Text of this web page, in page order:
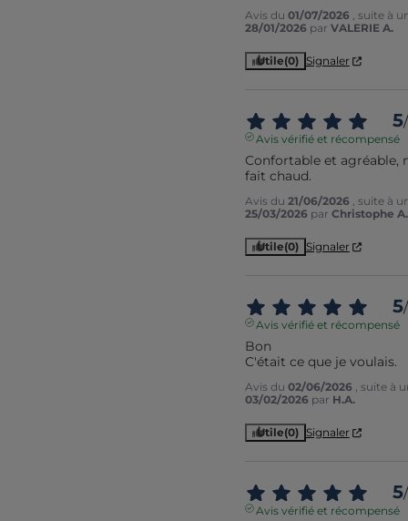
Avis du 01/07/2026 , suite à
28/01/2026 par VALERIE A.
Utile(0) Signaler
5/
Avis vérifié et récompensé
Confortable et agréable,
fait chaud.
Avis du 21/06/2026 , suite à
25/03/2026 par Christophe A.
Utile(0) Signaler
5/
Avis vérifié et récompensé
Bon
C'était ce que je voulais.
Avis du 02/06/2026 , suite à
03/02/2026 par H.A.
Utile(0) Signaler
5/
Avis vérifié et récompensé